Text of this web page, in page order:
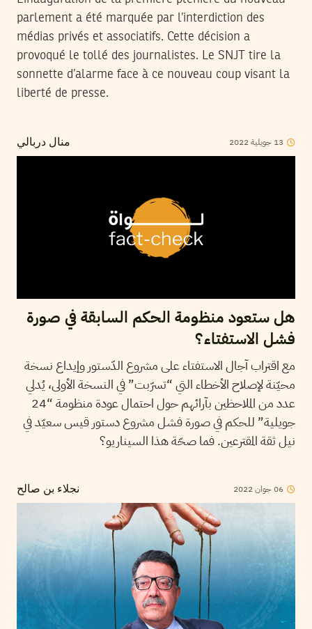
parlement a été marquée par l’interdiction des
médias privés et associatifs. Cette décision a
provoqué le tollé des journalistes. Le SNJT tire la
sonnette d’alarme face à ce nouveau coup visant la
liberté de presse.
منال دربالي 13 جويلية2022
هل ستعود منظومة الحكم السابقة في صورة
فشل الاستفتاء؟
مع اقتراب آجال الاستفتاء على مشروع الدّستور وإيداع نسخة
محيّنة لإصلاح الأخطاء التي “تسرّبت” في النسخة الأولى، يُدلي
عدد من الملاحظين بآرائهم حول احتمال عودة منظومة “24
جويلية” للحكم في صورة فشل مشروع دستور قيس سعيّد في
نيل ثقة المقترعين. فما صحّة هذا السيناريو؟
نجلاء بن صالح 06جوان2022